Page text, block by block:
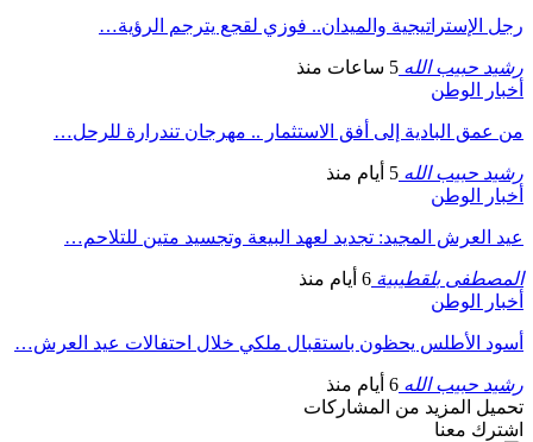
رجل الإستراتيجية والميدان.. فوزي لقجع يترجم الرؤية…
رشيد حبيب الله 5 ساعات منذ
أخبار الوطن
من عمق البادية إلى أفق الاستثمار .. مهرجان تندرارة للرحل…
رشيد حبيب الله 5 أيام منذ
أخبار الوطن
عيد العرش المجيد: تجديد لعهد البيعة وتجسيد متين للتلاحم…
المصطفى بلقطيبية 6 أيام منذ
أخبار الوطن
أسود الأطلس يحظون باستقبال ملكي خلال احتفالات عيد العرش…
رشيد حبيب الله 6 أيام منذ
تحميل المزيد من المشاركات
اشترك معنا